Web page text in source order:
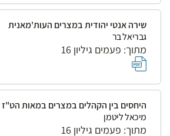
שירה אנטי יהודית במצרים העות'מאנית
גבריאל בר
מתוך: פעמים גיליון 16
היחסים בין הקהלים במצרים במאות הט"ז
מיכאל ליטמן
מתוך: פעמים גיליון 16